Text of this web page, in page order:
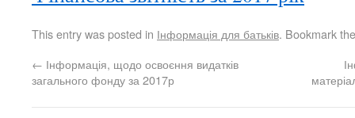
This entry was posted in Інформація для батьків. Bookmark
← Інформація, щодо освоєння видатків
загального фонду за 2017р